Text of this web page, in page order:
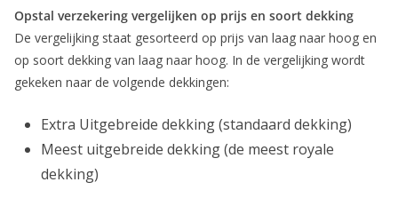
Opstal verzekering vergelijken op prijs en soort dekking
De vergelijking staat gesorteerd op prijs van laag naar hoog en
op soort dekking van laag naar hoog. In de vergelijking wordt
gekeken naar de volgende dekkingen:
Extra Uitgebreide dekking (standaard dekking)
Meest uitgebreide dekking (de meest royale
dekking)